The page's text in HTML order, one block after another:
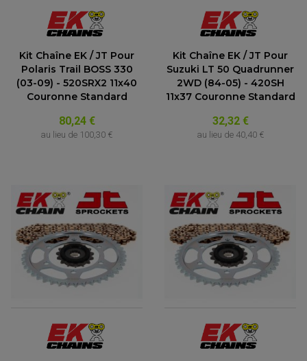
Kit Chaîne EK / JT Pour
Polaris Trail BOSS 330
(03-09) - 520SRX2 11x40
Couronne Standard
80,24 €
au lieu de 100,30 €
Kit Chaîne EK / JT Pour
Suzuki LT 50 Quadrunner
2WD (84-05) - 420SH
11x37 Couronne Standard
32,32 €
au lieu de 40,40 €